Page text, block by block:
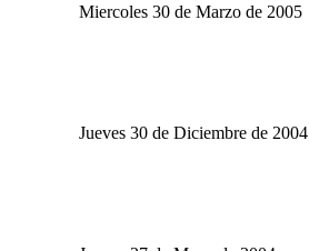
Miercoles 30 de Marzo de 2005
Jueves 30 de Diciembre de 2004